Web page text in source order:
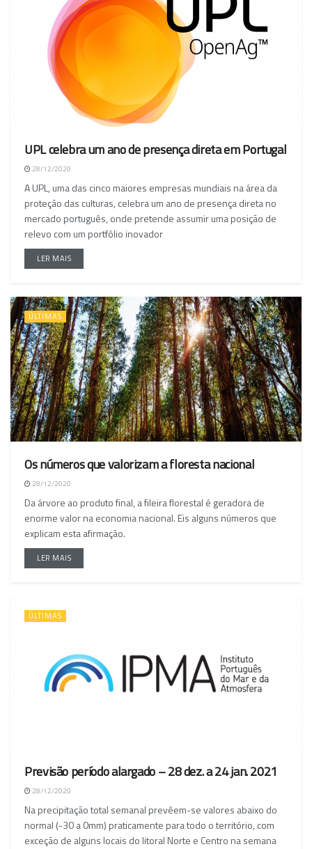
UPL celebra um ano de presença direta em Portugal
28/12/2020
A UPL, uma das cinco maiores empresas mundiais na área da
proteção das culturas, celebra um ano de presença direta no
mercado português, onde pretende assumir uma posição de
relevo com um portfólio inovador
LER MAIS
ÚLTIMAS
Os números que valorizam a floresta nacional
28/12/2020
Da árvore ao produto final, a fileira florestal é geradora de
enorme valor na economia nacional. Eis alguns números que
explicam esta afirmação.
LER MAIS
ÚLTIMAS
Previsão período alargado – 28 dez. a 24 jan. 2021
28/12/2020
Na precipitação total semanal prevêem-se valores abaixo do
normal (-30 a 0mm) praticamente para todo o território, com
exceção de alguns locais do litoral Norte e Centro na semana